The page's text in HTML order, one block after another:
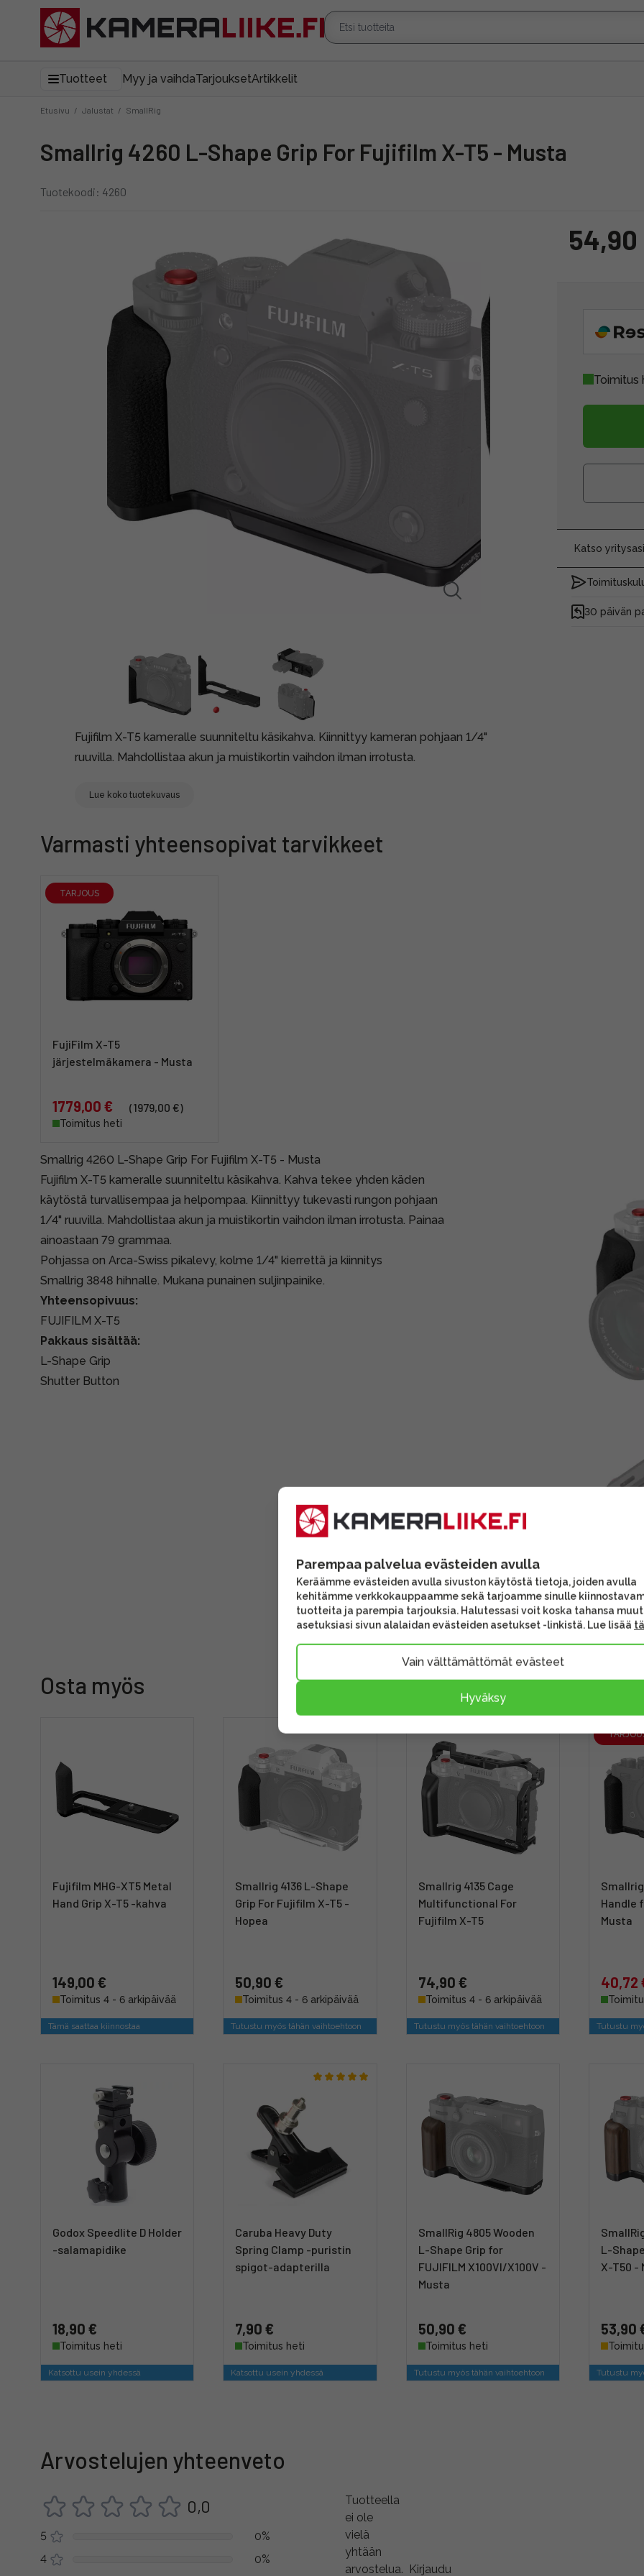
Tuotteet Myy ja vaihdaTarjouksetArtikkelit
Etusivu / Jalustat / SmallRig
Smallrig 4260 L-Shape Grip For Fujifilm X-T5 - Musta
Tuotekoodi: 4260
Fujifilm X-T5 kameralle suunniteltu käsikahva. Kiinnittyy kameran pohjaan 1/4"
ruuvilla. Mahdollistaa akun ja muistikortin vaihdon ilman irrotusta.
Lue koko tuotekuvaus
Toimitus
Katso
30 päivän
Varmasti yhteensopivat tarvikkeet
TARJOUS
FujiFilm X-T5
järjestelmäkamera - Musta
1779,00 € (1979,00 €)
Toimitus heti
Smallrig 4260 L-Shape Grip For Fujifilm X-T5 - Musta
Fujifilm X-T5 kameralle suunniteltu käsikahva. Kahva tekee yhden käden
käytöstä turvallisempaa ja helpompaa. Kiinnittyy tukevasti rungon pohjaan
1/4" ruuvilla. Mahdollistaa akun ja muistikortin vaihdon ilman irrotusta. Painaa
ainoastaan 79 grammaa.
Pohjassa on Arca-Swiss pikalevy, kolme 1/4" kierrettä ja kiinnitys
Smallrig 3848 hihnalle. Mukana punainen suljinpainike.
Yhteensopivuus:
FUJIFILM X-T5
Pakkaus sisältää:
L-Shape Grip
Shutter Button
Osta myös
Fujifilm MHG-XT5 Metal
Hand Grip X-T5 -kahva
149,00 €
Toimitus 4 - 6 arkipäivää
Tämä saattaa kiinnostaa
Smallrig 4136 L-Shape
Grip For Fujifilm X-T5 -
Hopea
50,90 €
Toimitus 4 - 6 arkipäivää
Tutustu myös tähän vaihtoehtoon
Smallrig 4135 Cage
Multifunctional For
Fujifilm X-T5
74,90 €
Toimitus 4 - 6 arkipäivää
Tutustu myös tähän vaihtoehtoon
Handle
Musta
40,72
Tutustu
Godox Speedlite D Holder
-salamapidike
18,90 €
Toimitus heti
Katsottu usein yhdessä
Caruba Heavy Duty
Spring Clamp -puristin
spigot-adapterilla
7,90 €
Toimitus heti
Katsottu usein yhdessä
SmallRig 4805 Wooden
L-Shape Grip for
FUJIFILM X100VI/X100V -
Musta
50,90 €
Toimitus heti
Tutustu myös tähän vaihtoehtoon
L-
X-T50 -
53,90
Tutustu
Arvostelujen yhteenveto
0,0
5
0%
4
0%
Tuotteella
ei ole
vielä
yhtään
arvostelua. Kirjaudu
Parempaa palvelua evästeiden avulla
Keräämme evästeiden avulla sivuston käytöstä tietoja, joiden avulla
kehitämme verkkokauppaamme sekä tarjoamme sinulle
tuotteita ja parempia tarjouksia. Halutessasi voit koska tahansa
asetuksiasi sivun alalaidan evästeiden asetukset -linkistä. Lue lisää
Vain välttämättömät evästeet
Hyväksy